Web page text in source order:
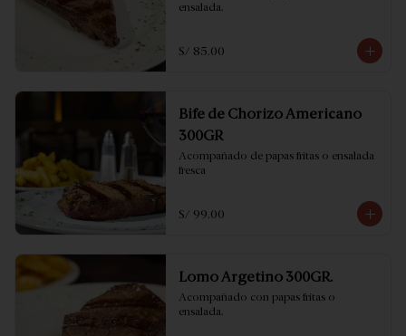
ensalada.
S/ 85.00
Bife de Chorizo Americano
300GR
Acompañado de papas fritas o ensalada
fresca
S/ 99.00
Lomo Argetino 300GR.
Acompañado con papas fritas o
ensalada.